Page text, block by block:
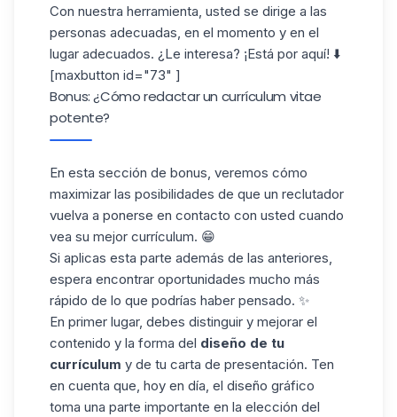
Con nuestra herramienta, usted se dirige a las
personas adecuadas, en el momento y en el
lugar adecuados. ¿Le interesa? ¡Está por aquí! ⬇️
[maxbutton id="73" ]
Bonus: ¿Cómo redactar un currículum vitae
potente?
En esta sección de bonus, veremos cómo
maximizar las posibilidades de que un reclutador
vuelva a ponerse en contacto con usted cuando
vea su mejor currículum. 😁
Si aplicas esta parte además de las anteriores,
espera encontrar oportunidades mucho más
rápido de lo que podrías haber pensado. ✨
En primer lugar, debes distinguir y mejorar el
contenido y la forma del diseño de tu
currículum y de tu carta de presentación. Ten
en cuenta que, hoy en día, el diseño gráfico
toma una parte importante en la elección del